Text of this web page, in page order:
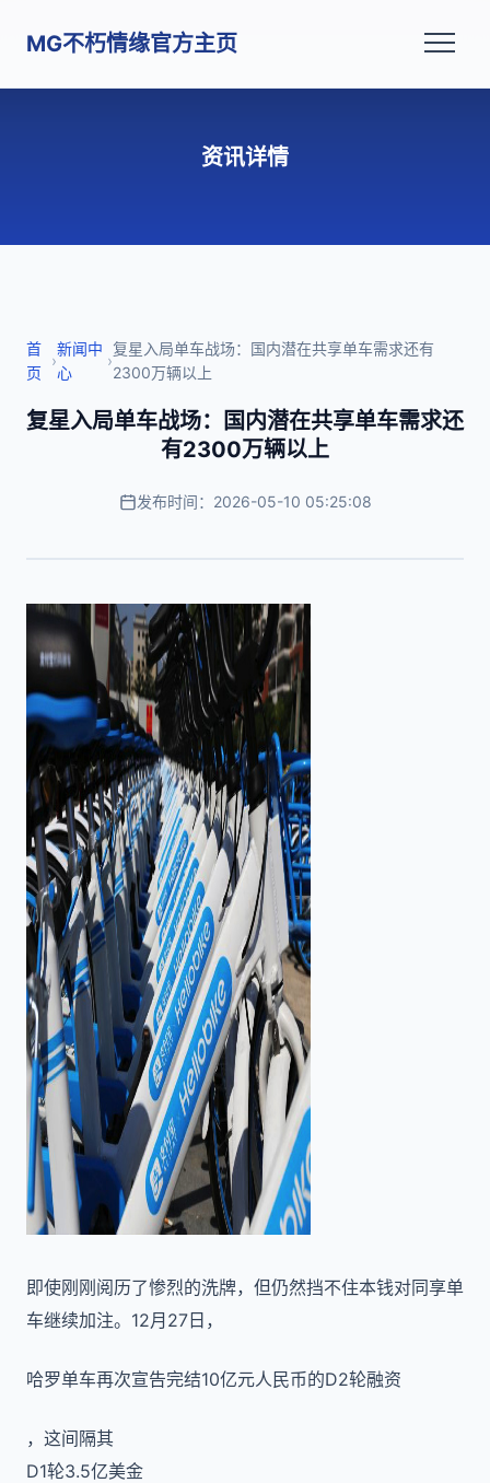
MG不朽情缘官方主页
资讯详情
首
页
›
新闻中
心
›
复星入局单车战场：国内潜在共享单车需求还有
2300万辆以上
复星入局单车战场：国内潜在共享单车需求还
有2300万辆以上
发布时间：2026-05-10 05:25:08
即使刚刚阅历了惨烈的洗牌，但仍然挡不住本钱对同享单
车继续加注。12月27日，
哈罗单车再次宣告完结10亿元人民币的D2轮融资
，这间隔其
D1轮3.5亿美金